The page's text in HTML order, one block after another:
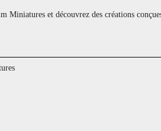
et découvrez des créations